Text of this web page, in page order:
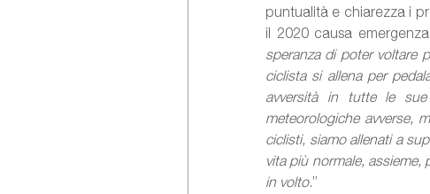
puntualità e chiarezza i
il 2020 causa
speranza di poter voltare
ciclista si allena per
avversità in tutte le sue
meteorologiche avverse,
ciclisti, siamo allenati a
vita più normale,
in volto.”